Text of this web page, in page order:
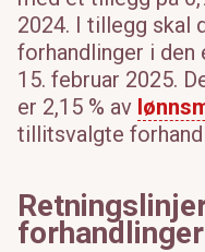
2024. I tillegg skal
forhandlinger i den
15. februar 2025.
er 2,15 % av
tillitsvalgte